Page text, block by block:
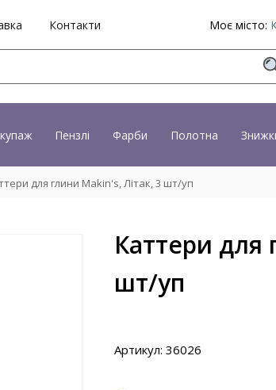
Контакти Моє місто:
Пензлі Фарби Полотна
для глини Makin's, Літак, 3 шт/уп
Каттери для
шт/уп
Артикул: 36026